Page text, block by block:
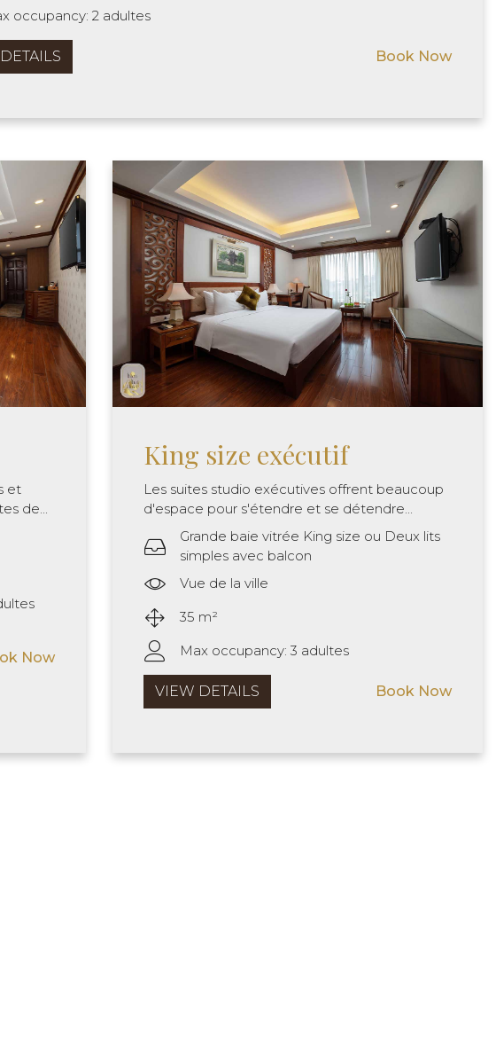
occupancy: 2 adultes
Book Now
et
de...
Now
King size exécutif
Les suites studio exécutives offrent beaucoup
d'espace pour s'étendre et se détendre...
Grande baie vitrée King size ou Deux lits
simples avec balcon
Vue de la ville
35 m²
Max occupancy: 3 adultes
VIEW DETAILS Book Now